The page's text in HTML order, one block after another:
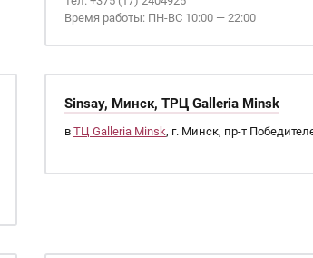
Время работы: ПН-ВС 10:00 — 22:00
Sinsay, Минск, ТРЦ Galleria Minsk
в ТЦ Galleria Minsk, г. Минск, пр-т